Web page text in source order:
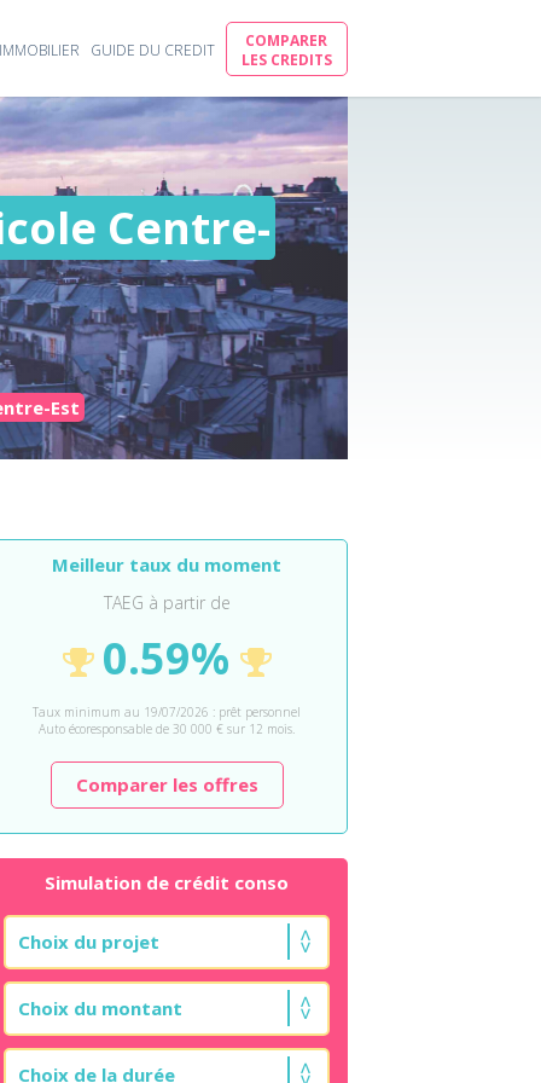
GUIDE DU CREDIT
COMPARER
LES CREDITS
Centre-
Est
Meilleur taux du moment
TAEG à partir de
0.59%
Taux minimum au 19/07/2026 : prêt personnel
Auto écoresponsable de 30 000 € sur 12 mois.
Comparer les offres
Simulation de crédit conso